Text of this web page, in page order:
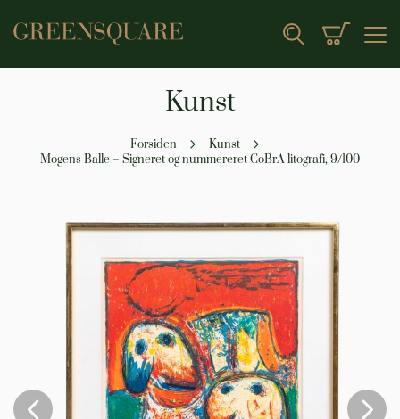
Search Min
Kunst
Forsiden
Kunst
Mogens Balle – Signeret og nummereret CoBrA litografi, 9/100
slutningen
billedgalleriet